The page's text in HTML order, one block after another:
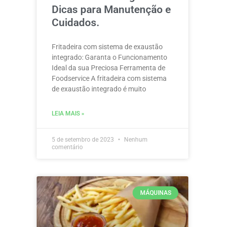
Dicas para Manutenção e
Cuidados.
Fritadeira com sistema de exaustão
integrado: Garanta o Funcionamento
Ideal da sua Preciosa Ferramenta de
Foodservice A fritadeira com sistema
de exaustão integrado é muito
LEIA MAIS »
5 de setembro de 2023
Nenhum
comentário
MÁQUINAS